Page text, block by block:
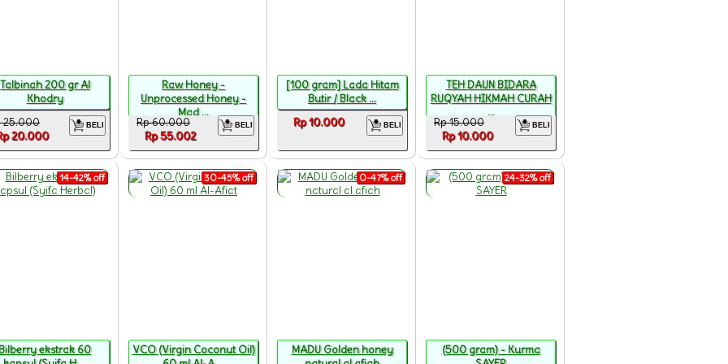
Talbinah 200 gr Al
Khodry
25.000
20.000
BELI
Raw Honey -
Unprocessed Honey -
Mad ...
Rp 60.000
Rp 55.002
BELI
[100 gram] Lada Hitam
Butir / Black ...
Rp 10.000
BELI
TEH DAUN BIDARA
RUQYAH HIKMAH CURAH
...
Rp 15.000
Rp 10.000
BELI
14-42% off
ekstrak 60
30-45% off
VCO (Virgin Coconut Oil)
0-47% off
MADU Golden honey
24-32% off
(500 gram) - Kurma